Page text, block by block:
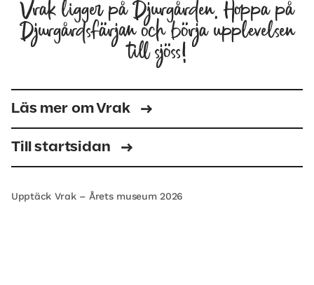
Vrak ligger på Djurgården. Hoppa på
Djurgårdsfärjan och börja upplevelsen
till sjöss!
Läs mer om Vrak
Till startsidan
Upptäck Vrak – Årets museum 2026